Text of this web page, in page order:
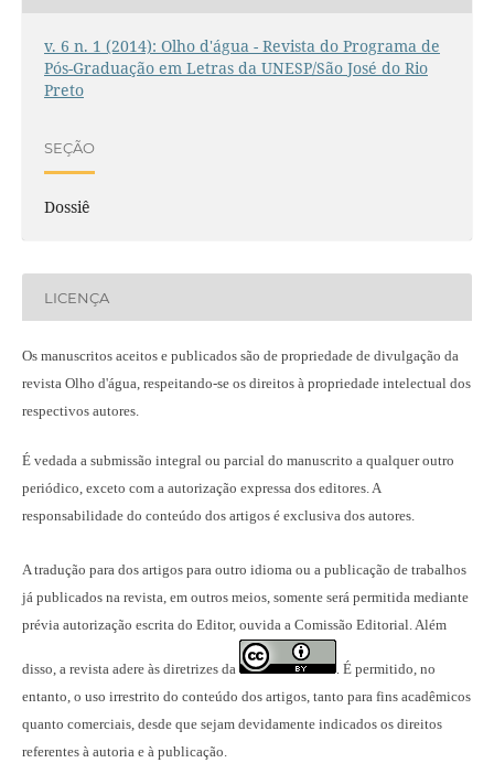
v. 6 n. 1 (2014): Olho d'água - Revista do Programa de
Pós-Graduação em Letras da UNESP/São José do Rio
Preto
SEÇÃO
Dossiê
LICENÇA
Os manuscritos aceitos e publicados são de propriedade de divulgação da
revista Olho d'água, respeitando-se os direitos à propriedade intelectual dos
respectivos autores.
É vedada a submissão integral ou parcial do manuscrito a qualquer outro
periódico, exceto com a autorização expressa dos editores. A
responsabilidade do conteúdo dos artigos é exclusiva dos autores.
A tradução para dos artigos para outro idioma ou a publicação de trabalhos
já publicados na revista, em outros meios, somente será permitida mediante
prévia autorização escrita do Editor, ouvida a Comissão Editorial. Além
disso, a revista adere às diretrizes da . É permitido, no
entanto, o uso irrestrito do conteúdo dos artigos, tanto para fins acadêmicos
quanto comerciais, desde que sejam devidamente indicados os direitos
referentes à autoria e à publicação.